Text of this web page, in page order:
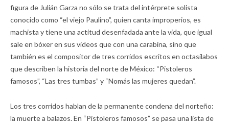
figura de Julián Garza no sólo se trata del intérprete solista
conocido como “el viejo Paulino”, quien canta improperios, es
machista y tiene una actitud desenfadada ante la vida, que igual
sale en bóxer en sus videos que con una carabina, sino que
también es el compositor de tres corridos escritos en octasílabos
que describen la historia del norte de México: “Pistoleros
famosos”, “Las tres tumbas” y “Nomás las mujeres quedan”.
Los tres corridos hablan de la permanente condena del norteño:
la muerte a balazos. En “Pistoleros famosos” se pasa una lista de